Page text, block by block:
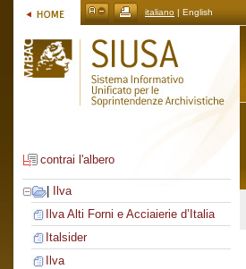
italiano | English
contrai l'albero
Ilva
Ilva Alti Forni e Acciaierie d’Italia
Italsider
Ilva